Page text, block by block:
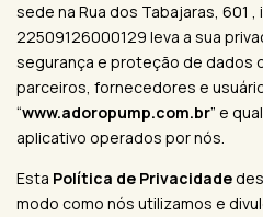
sede na Rua dos Tabajaras, 601 ,
22509126000129 leva a sua
segurança e proteção de dados
parceiros, fornecedores e
“www.adoropump.com.br” e
aplicativo operados por nós.
Esta Política de Privacidade
modo como nós utilizamos e